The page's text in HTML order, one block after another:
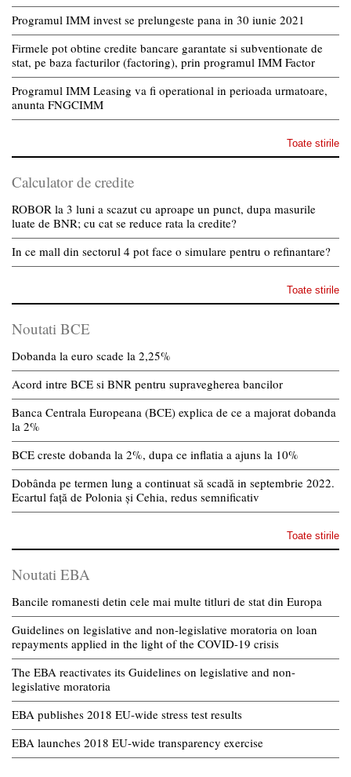
Programul IMM invest se prelungeste pana in 30 iunie 2021
Firmele pot obtine credite bancare garantate si subventionate de
stat, pe baza facturilor (factoring), prin programul IMM Factor
Programul IMM Leasing va fi operational in perioada urmatoare,
anunta FNGCIMM
Toate stirile
Calculator de credite
ROBOR la 3 luni a scazut cu aproape un punct, dupa masurile
luate de BNR; cu cat se reduce rata la credite?
In ce mall din sectorul 4 pot face o simulare pentru o refinantare?
Toate stirile
Noutati BCE
Dobanda la euro scade la 2,25%
Acord intre BCE si BNR pentru supravegherea bancilor
Banca Centrala Europeana (BCE) explica de ce a majorat dobanda
la 2%
BCE creste dobanda la 2%, dupa ce inflatia a ajuns la 10%
Dobânda pe termen lung a continuat să scadă in septembrie 2022.
Ecartul față de Polonia și Cehia, redus semnificativ
Toate stirile
Noutati EBA
Bancile romanesti detin cele mai multe titluri de stat din Europa
Guidelines on legislative and non-legislative moratoria on loan
repayments applied in the light of the COVID-19 crisis
The EBA reactivates its Guidelines on legislative and non-
legislative moratoria
EBA publishes 2018 EU-wide stress test results
EBA launches 2018 EU-wide transparency exercise